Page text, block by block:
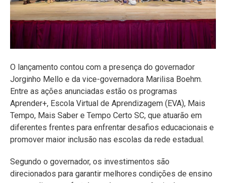
O lançamento contou com a presença do governador
Jorginho Mello e da vice-governadora Marilisa Boehm.
Entre as ações anunciadas estão os programas
Aprender+, Escola Virtual de Aprendizagem (EVA), Mais
Tempo, Mais Saber e Tempo Certo SC, que atuarão em
diferentes frentes para enfrentar desafios educacionais e
promover maior inclusão nas escolas da rede estadual.
Segundo o governador, os investimentos são
direcionados para garantir melhores condições de ensino